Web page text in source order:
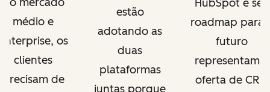
médio e
os
clientes
precisam de
estão
adotando as
duas
plataformas
juntas porque
HubSpot e seu
roadmap para
futuro
representam a
oferta de CRM